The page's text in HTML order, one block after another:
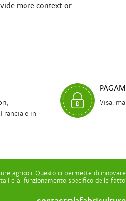
more context or
e in
Visa,
agricoli. Questo ci permette di
e al funzionamento specifico delle